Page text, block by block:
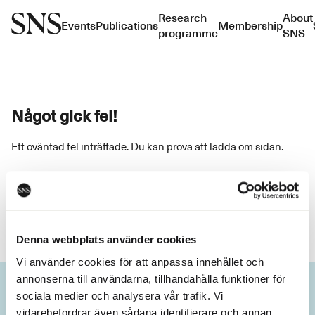
Denna webbplats använder cookies
Vi använder cookies för att anpassa innehållet och
annonserna till användarna, tillhandahålla funktioner för
sociala medier och analysera vår trafik. Vi
vidarebefordrar även sådana identifierare och annan
EventsPublicationsResearch
programmeMembershipAbout
SNS
Något gick fel!
Ett oväntad fel inträffade. Du kan prova att ladda om sidan.
Ladda om